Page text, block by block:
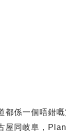
都係一個唔錯
屋同岐阜，